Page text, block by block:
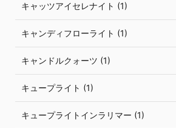
キャッツアイセレナイト (1)
キャンディフローライト (1)
キャンドルクォーツ (1)
キュープライト (1)
キュープライトインラリマー (1)